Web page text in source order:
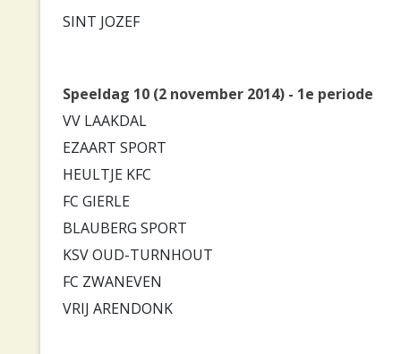
SINT JOZEF
Speeldag 10 (2 november 2014) - 1e periode
VV LAAKDAL
EZAART SPORT
HEULTJE KFC
FC GIERLE
BLAUBERG SPORT
KSV OUD-TURNHOUT
FC ZWANEVEN
VRIJ ARENDONK